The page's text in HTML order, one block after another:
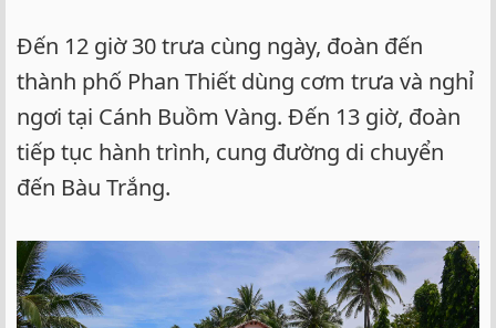
Đến 12 giờ 30 trưa cùng ngày, đoàn đến
thành phố Phan Thiết dùng cơm trưa và nghỉ
ngơi tại Cánh Buồm Vàng. Đến 13 giờ, đoàn
tiếp tục hành trình, cung đường di chuyển
đến Bàu Trắng.